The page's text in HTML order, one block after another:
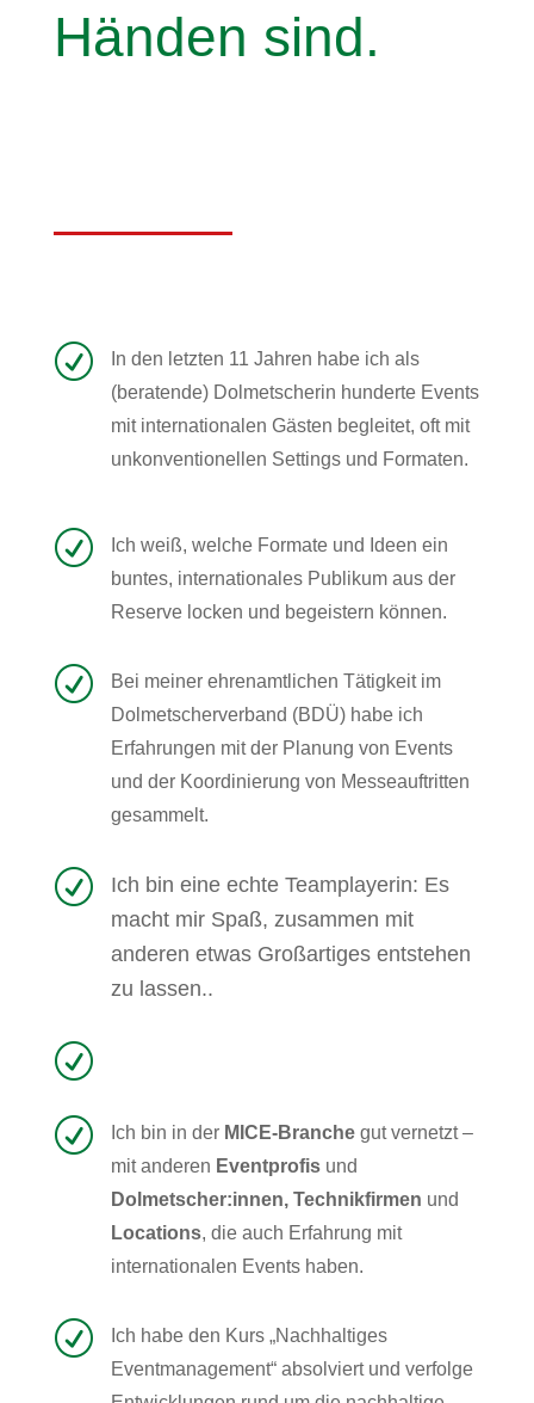
Händen sind.
R
In den letzten 11 Jahren habe ich als
(beratende) Dolmetscherin hunderte Events
mit internationalen Gästen begleitet, oft mit
unkonventionellen Settings und Formaten.
R ch weiß, welche Formate und Ideen ein
buntes, internationales Publikum aus der
Reserve locken und begeistern können.
R
Bei meiner ehrenamtlichen Tätigkeit im
Dolmetscherverband (BDÜ) habe ich
Erfahrungen mit der Planung von Events
und der Koordinierung von Messeauftritten
gesammelt.
R
Ich bin eine echte Teamplayerin: Es
macht mir Spaß, zusammen mit
anderen etwas Großartiges entstehen
zu lassen..
R
R
Ich bin in der MICE-Branchegut vernetzt –
mit anderen Eventprofisund
Dolmetscher:innen, Technikfirmen und
Locations, die auch Erfahrung mit
internationalen Events haben.
R
Ich habe den Kurs „Nachhaltiges
Eventmanagement“ absolviert und verfolge